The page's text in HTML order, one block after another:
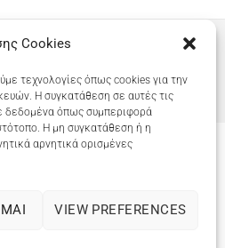
Cookies
τεχνολογίες όπως cookies για την
Η συγκατάθεση σε αυτές τις
δεδομένα όπως συμπεριφορά
Η μη συγκατάθεση ή η
αρνητικά ορισμένες
VIEW PREFERENCES